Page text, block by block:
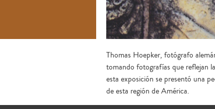
Thomas Hoepker, fotógrafo
tomando fotografías que reflejan
esta exposición se presentó una
de esta región de América.